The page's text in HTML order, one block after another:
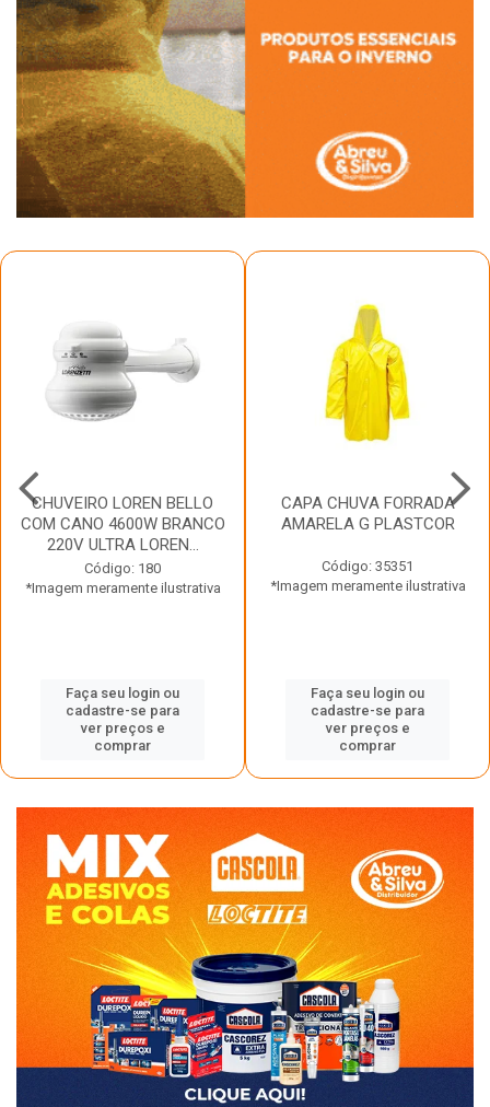
CHUVEIRO LOREN BELLO
COM CANO 4600W BRANCO
220V ULTRA LOREN...
Código: 180
*Imagem meramente ilustrativa
Faça seu login ou
cadastre-se para
ver preços e
comprar
CAPA CHUVA FORRADA
AMARELA G PLASTCOR
Código: 35351
*Imagem meramente ilustrativa
Faça seu login ou
cadastre-se para
ver preços e
comprar